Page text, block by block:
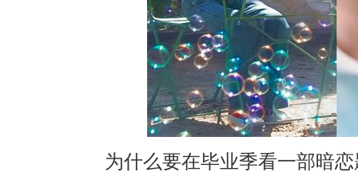
为什么要在毕业季看一部暗